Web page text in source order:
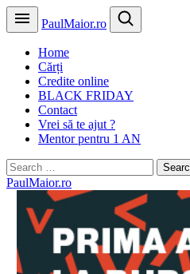
PaulMaior.ro
Home
Cărți
Credite online
BLACK FRIDAY
Contact
Vrei să te ajut ?
Mentor pentru 1 AN
Search
for:
PaulMaior.ro